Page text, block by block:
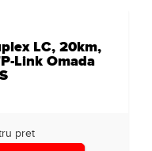
LC, 20km,
Link Omada
pret